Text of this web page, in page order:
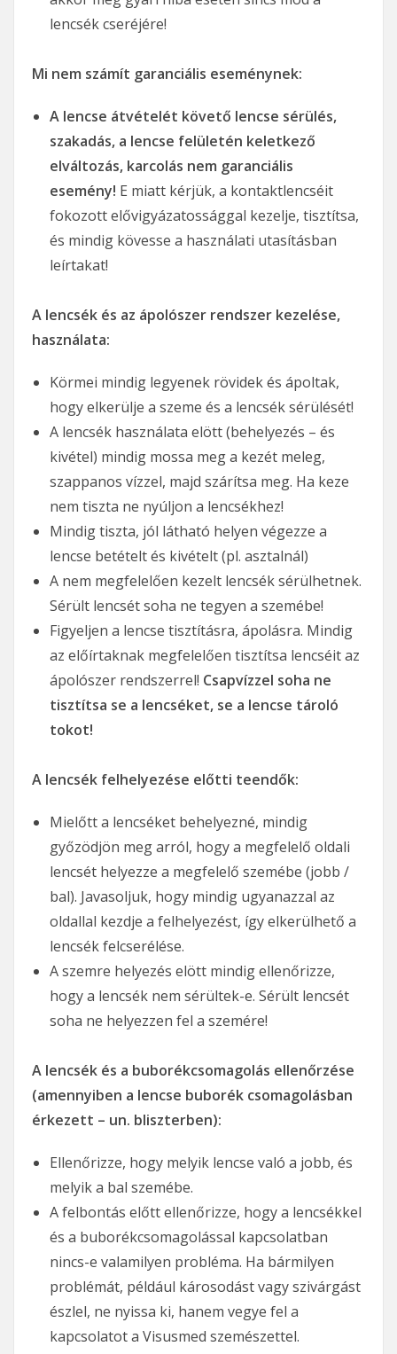
lencsék cseréjére!
Mi nem számít garanciális eseménynek:
A lencse átvételét követő lencse sérülés,
szakadás, a lencse felületén keletkező
elváltozás, karcolás nem garanciális
esemény! E miatt kérjük, a kontaktlencséit
fokozott elővigyázatossággal kezelje, tisztítsa,
és mindig kövesse a használati utasításban
leírtakat!
A lencsék és az ápolószer rendszer kezelése,
használata:
Körmei mindig legyenek rövidek és ápoltak,
hogy elkerülje a szeme és a lencsék sérülését!
A lencsék használata elött (behelyezés – és
kivétel) mindig mossa meg a kezét meleg,
szappanos vízzel, majd szárítsa meg. Ha keze
nem tiszta ne nyúljon a lencsékhez!
Mindig tiszta, jól látható helyen végezze a
lencse betételt és kivételt (pl. asztalnál)
A nem megfelelően kezelt lencsék sérülhetnek.
Sérült lencsét soha ne tegyen a szemébe!
Figyeljen a lencse tisztításra, ápolásra. Mindig
az előírtaknak megfelelően tisztítsa lencséit az
ápolószer rendszerrel! Csapvízzel soha ne
tisztítsa se a lencséket, se a lencse tároló
tokot!
A lencsék felhelyezése előtti teendők:
Mielőtt a lencséket behelyezné, mindig
győzödjön meg arról, hogy a megfelelő oldali
lencsét helyezze a megfelelő szemébe (jobb /
bal). Javasoljuk, hogy mindig ugyanazzal az
oldallal kezdje a felhelyezést, így elkerülhető a
lencsék felcserélése.
A szemre helyezés elött mindig ellenőrizze,
hogy a lencsék nem sérültek-e. Sérült lencsét
soha ne helyezzen fel a szemére!
A lencsék és a buborékcsomagolás ellenőrzése
(amennyiben a lencse buborék csomagolásban
érkezett – un. bliszterben):
Ellenőrizze, hogy melyik lencse való a jobb, és
melyik a bal szemébe.
A felbontás előtt ellenőrizze, hogy a lencsékkel
és a buborékcsomagolással kapcsolatban
nincs-e valamilyen probléma. Ha bármilyen
problémát, például károsodást vagy szivárgást
észlel, ne nyissa ki, hanem vegye fel a
kapcsolatot a Visusmed szemészettel.